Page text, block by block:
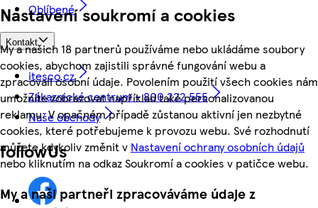
Nastavení soukromí a cookies
My a našich 18 partnerů používáme nebo ukládáme soubory
cookies, abychom zajistili správné fungování webu a
zpracovali osobní údaje. Povolením použití všech cookies nám
umožníte zobrazovat například také personalizovanou
reklamu. V opačném případě zůstanou aktivní jen nezbytné
cookies, které potřebujeme k provozu webu. Své rozhodnutí
můžete kdykoliv změnit v Nastavení ochrany osobních údajů
nebo kliknutím na odkaz Soukromí a cookies v patičce webu.
My a naši partneři zpracováváme údaje z
Oblíbené
Kontakt
itesco.cz
Zákaznické centrum - 800 222 555
Naše obchody
followUs